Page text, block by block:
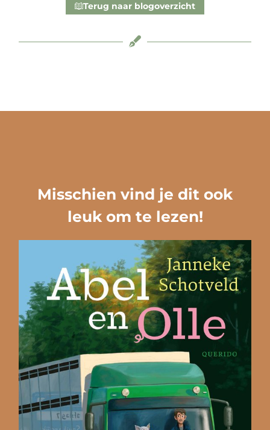
Terug naar blogoverzicht
Misschien vind je dit ook
leuk om te lezen!